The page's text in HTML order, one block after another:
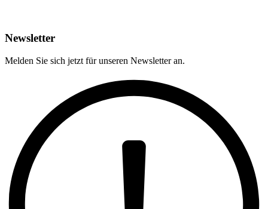
Newsletter
Melden Sie sich jetzt für unseren Newsletter an.